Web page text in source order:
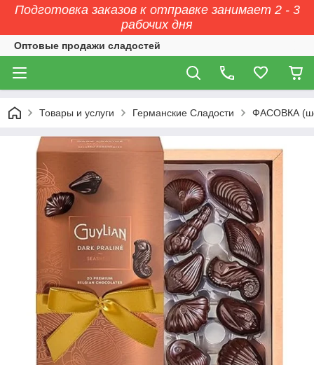
Подготовка заказов к отправке занимает 2 - 3
рабочих дня
Оптовые продажи сладостей
Товары и услуги Германские Сладости ФАСОВКА